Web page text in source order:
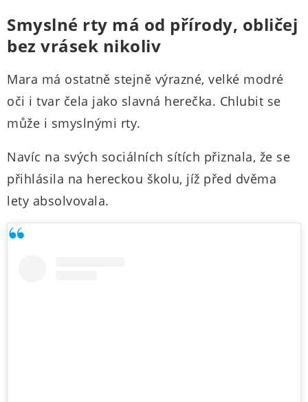
Smyslné rty má od přírody, obličej
bez vrásek nikoliv
Mara má ostatně stejně výrazné, velké modré
oči i tvar čela jako slavná herečka. Chlubit se
může i smyslnými rty.
Navíc na svých sociálních sítích přiznala, že se
přihlásila na hereckou školu, jíž před dvěma
lety absolvovala.